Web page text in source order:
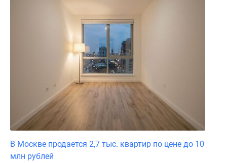
В Москве продается 2,7 тыс. квартир по цене до 10
млн рублей